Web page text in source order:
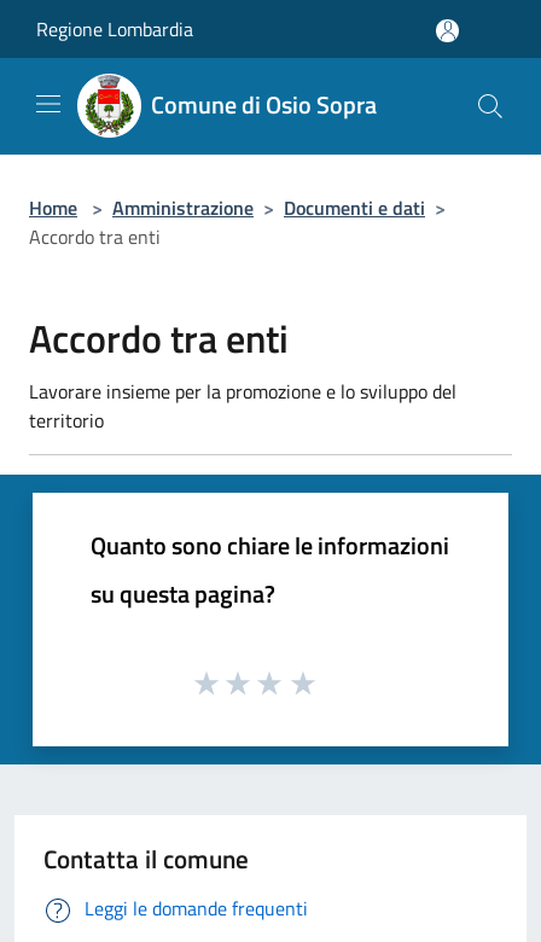
Regione Lombardia
Comune di Osio Sopra
Home > Amministrazione > Documenti e dati >
Accordo tra enti
Accordo tra enti
Lavorare insieme per la promozione e lo sviluppo del
territorio
Quanto sono chiare le informazioni
su questa pagina?
Contatta il comune
Leggi le domande frequenti